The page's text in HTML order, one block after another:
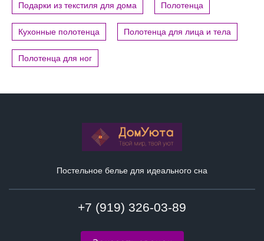
Подарки из текстиля для дома Полотенца
Кухонные полотенца Полотенца для лица и тела
Полотенца для ног
Постельное белье для идеального сна
+7 (919) 326-03-89